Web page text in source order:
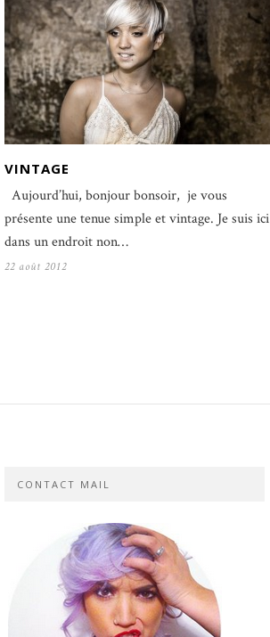
VINTAGE
Aujourd’hui, bonjour bonsoir, je vous
présente une tenue simple et vintage. Je suis ici
dans un endroit non…
22 août 2012
CONTACT MAIL